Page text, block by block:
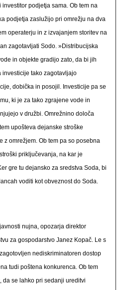
podjetja sama. Ob tem na
podjetja zaslužijo pri omrežju na dva
operaterju in z izvajanjem storitev na
zagotavljati Sodo. »Distribucijska
in objekte gradijo zato, da bi jih
investicije tako zagotavljajo
dobička in posojil. Investicije pa se
ki je za tako zgrajene vode in
v družbi. Omrežnino določa
upošteva dejanske stroške
z omrežjem. Ob tem pa so posebna
priključevanja, na kar je
gre tu dejansko za sredstva Soda, bi
voditi kot obveznost do Soda.
nujna, opozarja direktor
za gospodarstvo Janez Kopač. Le s
nediskriminatoren dostop
tudi poštena konkurenca. Ob tem
da se lahko pri sedanji ureditvi